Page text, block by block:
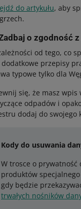
do artykułu, aby
o zgodność
od tego, co
dodatkowe przepisy
typowe tylko dla
się, że masz
odpadów i
dodaj do swojego
Kody do usuwania
W trosce o prywatność
produktów specjalnego
gdy będzie
trwałych nośników